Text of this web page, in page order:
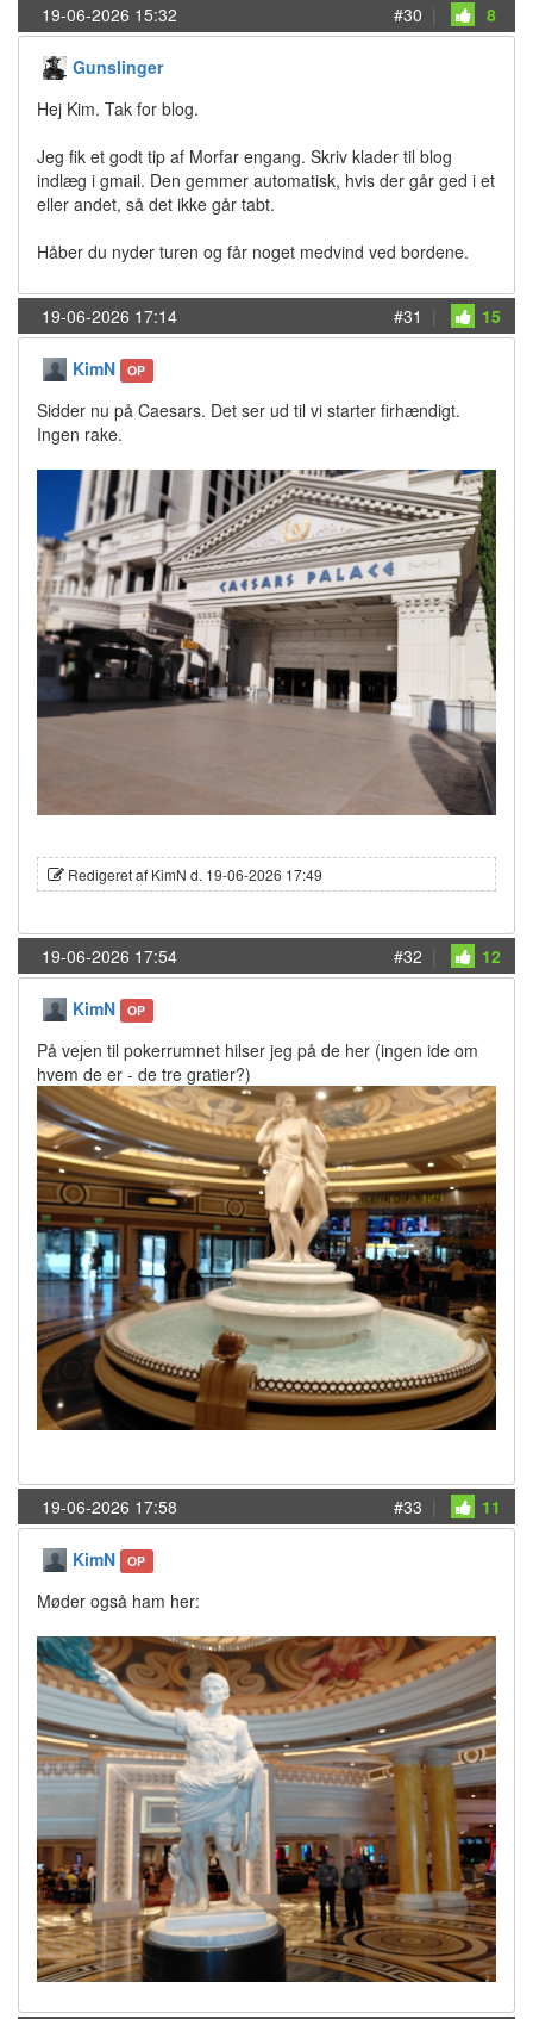
19-06-2026 15:32 #30 | 8
Gunslinger
Hej Kim. Tak for blog.
Jeg fik et godt tip af Morfar engang. Skriv klader til blog
indlæg i gmail. Den gemmer automatisk, hvis der går ged i et
eller andet, så det ikke går tabt.
Håber du nyder turen og får noget medvind ved bordene.
19-06-2026 17:14 #31 | 15
KimN OP
Sidder nu på Caesars. Det ser ud til vi starter firhændigt.
Ingen rake.
Redigeret af KimN d. 19-06-2026 17:49
19-06-2026 17:54 #32 | 12
KimN OP
På vejen til pokerrumnet hilser jeg på de her (ingen ide om
hvem de er - de tre gratier?)
19-06-2026 17:58 #33 | 11
KimN OP
Møder også ham her: